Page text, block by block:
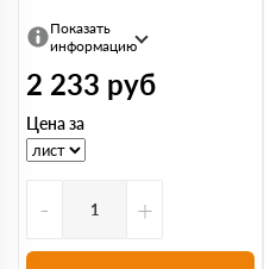
Показать
информацию
2 233 руб
Цена за
- +